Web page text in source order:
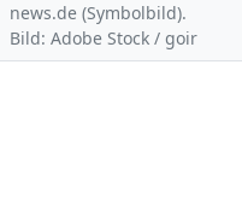
news.de (Symbolbild).
Bild: Adobe Stock / goir